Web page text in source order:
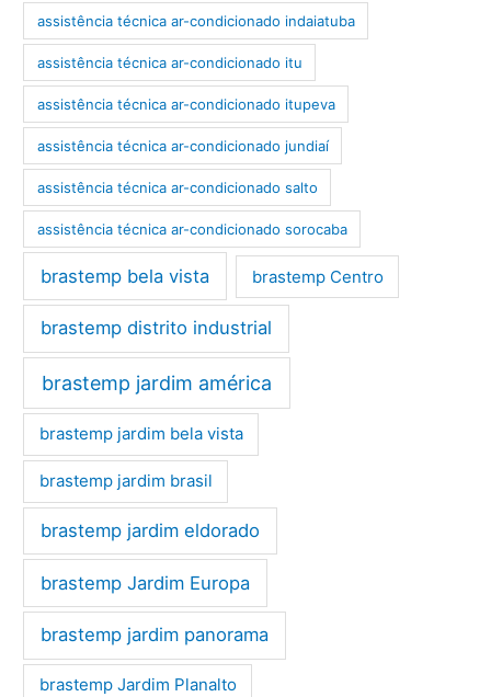
assistência técnica ar-condicionado indaiatuba
assistência técnica ar-condicionado itu
assistência técnica ar-condicionado itupeva
assistência técnica ar-condicionado jundiaí
assistência técnica ar-condicionado salto
assistência técnica ar-condicionado sorocaba
brastemp bela vista brastemp Centro
brastemp distrito industrial
brastemp jardim américa
brastemp jardim bela vista
brastemp jardim brasil
brastemp jardim eldorado
brastemp Jardim Europa
brastemp jardim panorama
brastemp Jardim Planalto